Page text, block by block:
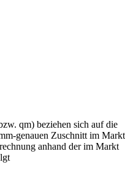
qm) beziehen sich auf die
genauen Zuschnitt im Markt
anhand der im Markt